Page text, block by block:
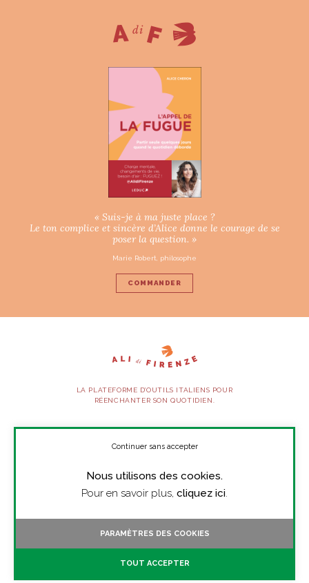
« Suis-je à ma juste place ?
Le ton complice et sincère d’Alice donne le courage de se
poser la question. »
Marie Robert, philosophe
COMMANDER
LA PLATEFORME D’OUTILS ITALIENS POUR
RÉENCHANTER SON QUOTIDIEN.
SUIVEZ-NOUS
Nous utilisons des cookies.
Pour en savoir plus, cliquez ici.
Continuer sans accepter
PARAMÈTRES DES COOKIES
TOUT ACCEPTER